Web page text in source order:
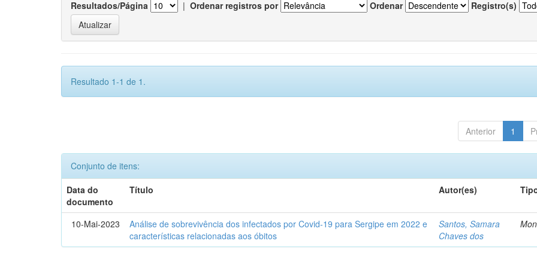
Resultados/Página | Ordenar registros por Ordenar Registro(s)
Resultado 1-1 de 1.
Anterior 1
Conjunto de itens:
Data do
documento
Título Autor(es)
10-Mai-2023
Análise de sobrevivência dos infectados por Covid-19 para Sergipe em 2022 e
características relacionadas aos óbitos
Santos, Samara
Chaves dos